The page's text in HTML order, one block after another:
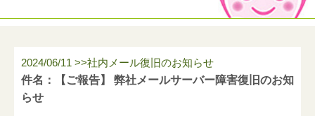
2024/06/11 >>社内メール復旧のお知らせ
件名：【ご報告】 弊社メールサーバー障害復旧のお知
らせ